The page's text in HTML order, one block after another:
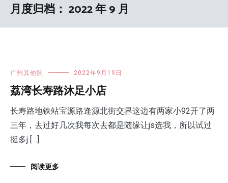
月度归档： 2022 年 9 月
广州其他区 2022年9月19日
荔湾长寿路沐足小店
长寿路地铁站宝源路逢源北街交界这边有两家小92开了两
三年，去过好几次我每次去都是随缘让js选我，所以试过
挺多j […]
阅读更多